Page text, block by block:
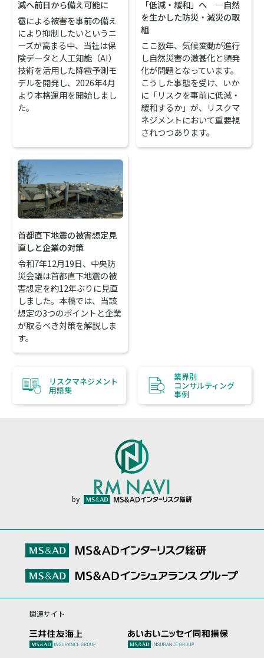
減へ前日から備え可能に
雹による被害を事前の備え
により抑制したいというニ
ーズが高まる中、当社は保
険データと人工知能（AI）
技術を活用した降雹予測モ
デルを開発し、2026年4月
より本格運用を開始しまし
た。
「低減・緩和」へ ―自然
を生かした防災・減災の取
組
ここ数年、気候変動が進行
し自然災害の激甚化と頻発
化が問題となっています。
こうした事態を受け、いか
に「リスクを事前に低減・
緩和するか」が、リスクマ
ネジメントにおいて重要視
されつつあります。
首都直下地震の被害想定見
直しと企業の対策
令和7年12月19日、中央防
災会議は首都直下地震の被
害想定を約12年ぶりに見直
しました。本稿では、当該
想定の3つのポイントと企業
が取るべき対策を解説しま
す。
リスクマネジメント
用語集
業界別
コンサルティング
事例
by
関連サイト